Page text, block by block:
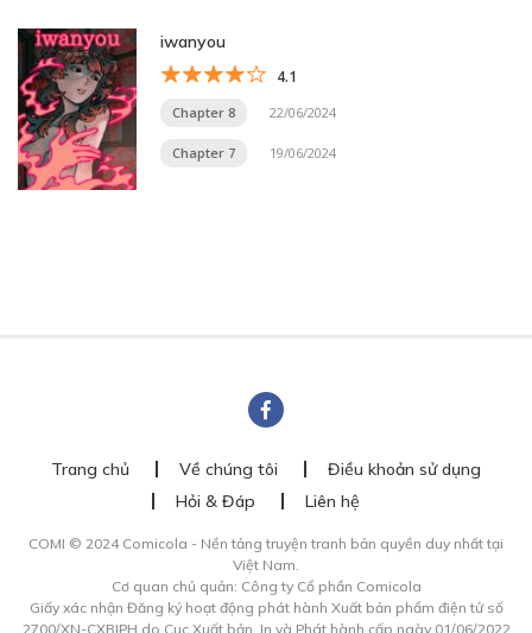
iwanyou
4.1
Chapter 8 22/06/2024
Chapter 7 19/06/2024
Trang chủ Về chúng tôi
Điều khoản sử dụng
Hỏi & Đáp
Liên hệ
COMI © 2024 Comicola - Nền tảng truyện tranh bản quyền duy nhất tại
Việt Nam.
Cơ quan chủ quản: Công ty Cổ phần Comicola
Giấy xác nhận Đăng ký hoạt động phát hành Xuất bản phẩm điện tử số
2700/XN-CXBIPH do Cục Xuất bản, In và Phát hành cấp ngày 01/06/2022